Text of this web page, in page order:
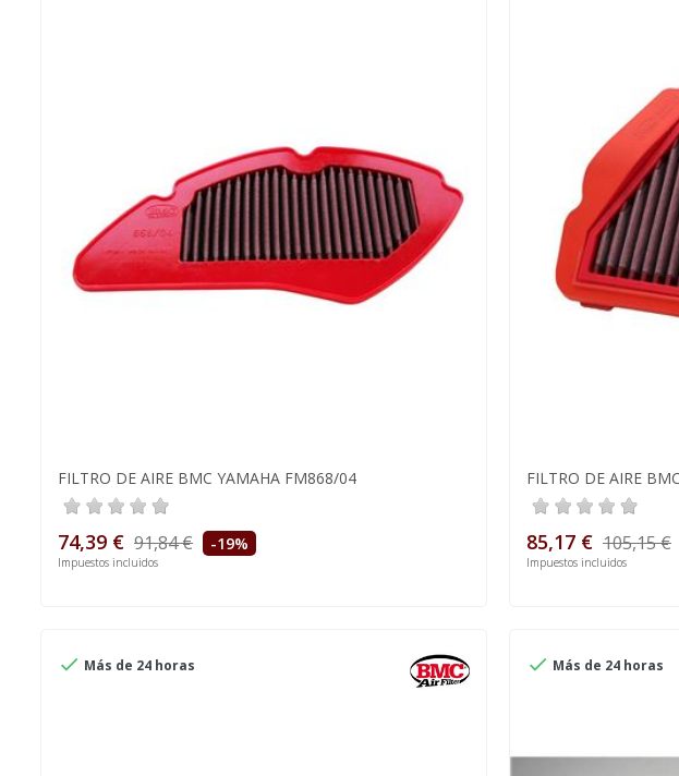
FILTRO DE AIRE BMC YAMAHA FM868/04
74,39 € 91,84 € -19%
Impuestos incluidos
FILTRO DE AIRE
85,17 € 105,15 €
Impuestos incluidos
 Más de 24 horas  Más de 24 horas